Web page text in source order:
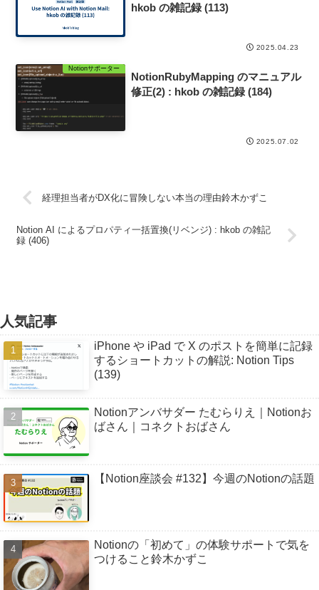
hkob の雑記録 (113)
2025.04.23
Notionサポーター
NotionRubyMapping のマニュアル
修正(2) : hkob の雑記録 (184)
2025.07.02
経理担当者がDX化に冒険しない本当の理由鈴木かずこ
Notion AI によるプロパティ一括置換(リベンジ) : hkob の雑記
録 (406)
人気記事
iPhone や iPad で X のポストを簡単に記録
するショートカットの解説: Notion Tips
(139)
Notionアンバサダー たむらりえ｜Notionお
ばさん｜コネクトおばさん
【Notion座談会 #132】今週のNotionの話題
Notionの「初めて」の体験サポートで気を
つけること鈴木かずこ